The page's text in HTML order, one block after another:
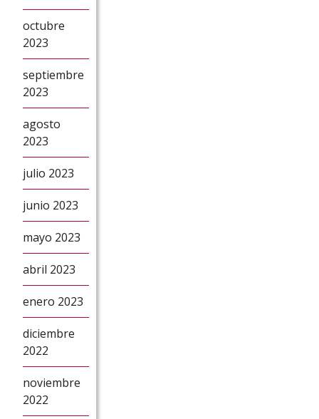
octubre
2023
septiembre
2023
agosto
2023
julio 2023
junio 2023
mayo 2023
abril 2023
enero 2023
diciembre
2022
noviembre
2022